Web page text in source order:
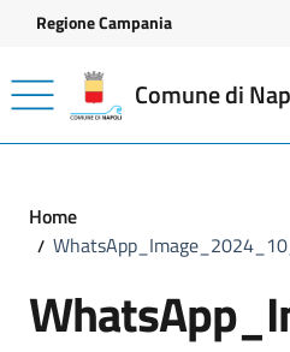
Vai ai contenuti
Vai al footer
Regione Campania
Comune di
Home